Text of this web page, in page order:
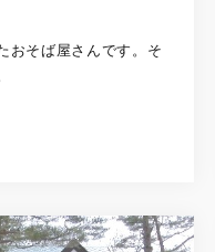
おそば屋さんです。そ